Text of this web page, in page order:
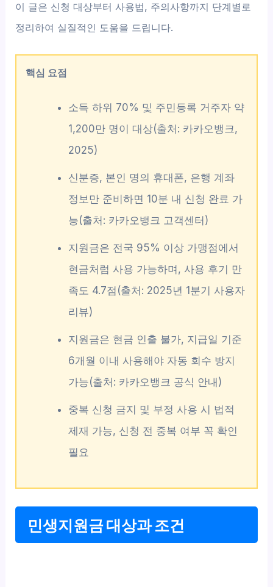
이 글은 신청 대상부터 사용법, 주의사항까지 단계별로
정리하여 실질적인 도움을 드립니다.
핵심 요점
소득 하위 70% 및 주민등록 거주자 약
1,200만 명이 대상(출처: 카카오뱅크,
2025)
신분증, 본인 명의 휴대폰, 은행 계좌
정보만 준비하면 10분 내 신청 완료 가
능(출처: 카카오뱅크 고객센터)
지원금은 전국 95% 이상 가맹점에서
현금처럼 사용 가능하며, 사용 후기 만
족도 4.7점(출처: 2025년 1분기 사용자
리뷰)
지원금은 현금 인출 불가, 지급일 기준
6개월 이내 사용해야 자동 회수 방지
가능(출처: 카카오뱅크 공식 안내)
중복 신청 금지 및 부정 사용 시 법적
제재 가능, 신청 전 중복 여부 꼭 확인
필요
민생지원금 대상과 조건